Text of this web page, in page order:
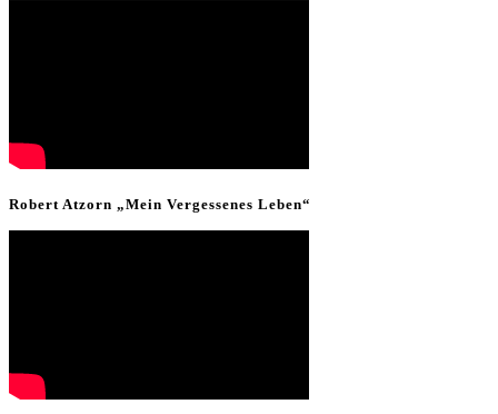
Robert Atzorn „Mein Vergessenes Leben“